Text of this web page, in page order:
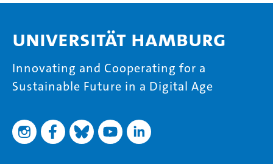
Universität Hamburg
Innovating and Cooperating for a
Sustainable Future in a Digital Age